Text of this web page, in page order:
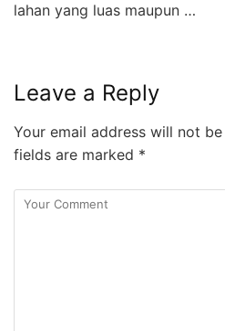
lahan yang luas maupun …
Leave a Reply
Your email address will not
fields are marked *